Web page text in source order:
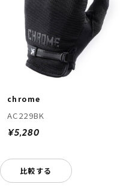
chrome
AC229BK
¥5,280
比較する